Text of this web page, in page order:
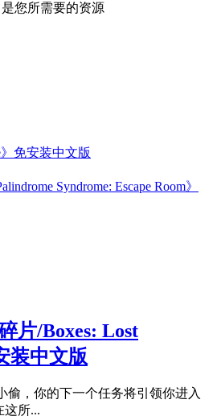
您所需要的资源
》免安装中文版
Syndrome: Escape Room》
片/Boxes: Lost
装中文版
偷，你的下一个任务将引领你进入
这所...